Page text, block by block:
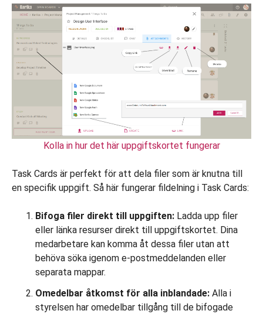
Kolla in hur det här uppgiftskortet fungerar
Task Cards är perfekt för att dela filer som är knutna till
en specifik uppgift. Så här fungerar fildelning i Task Cards:
Bifoga filer direkt till uppgiften: Ladda upp filer
eller länka resurser direkt till uppgiftskortet. Dina
medarbetare kan komma åt dessa filer utan att
behöva söka igenom e-postmeddelanden eller
separata mappar.
Omedelbar åtkomst för alla inblandade: Alla i
styrelsen har omedelbar tillgång till de bifogade